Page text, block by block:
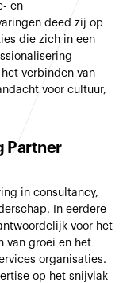
en
deed zij op
die zich in een
verbinden van
voor cultuur,
Partner
in consultancy,
In eerdere
voor het
van groei en het
organisaties.
op het snijvlak